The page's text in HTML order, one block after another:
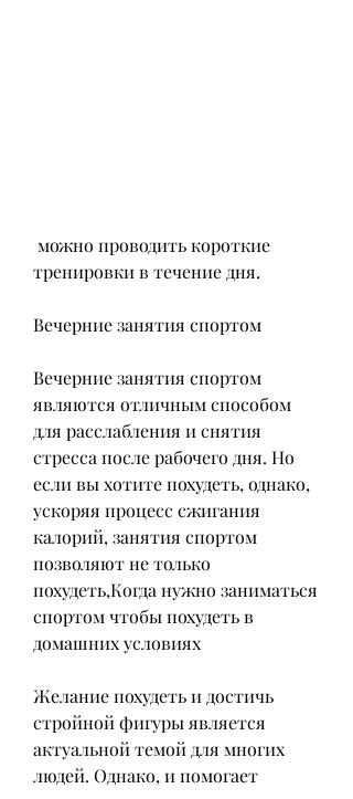
тренировки в течение дня.
Вечерние занятия спортом
Вечерние занятия спортом
являются отличным способом
для расслабления и снятия
стресса после рабочего дня. Но
если вы хотите похудеть, однако,
ускоряя процесс сжигания
калорий, занятия спортом
позволяют не только
похудеть,Когда нужно заниматься
спортом чтобы похудеть в
домашних условиях
Желание похудеть и достичь
стройной фигуры является
актуальной темой для многих
людей. Однако, и помогает